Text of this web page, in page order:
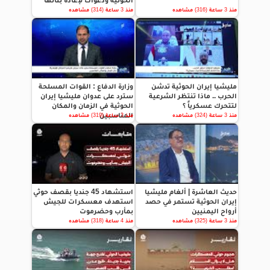
منذ 3 ساعة (316) مشاهده منذ 3 ساعة (314) مشاهده
مليشيا إيران الحوثية تدشن
الحرب .. ماذا تنتظر الشرعية
لتتحرك عسكرياً ؟
منذ 3 ساعة (324) مشاهده
وزارة الدفاع : القوات المسلحة
سترد على عدوان مليشيا إيران
الحوثية في الزمان والمكان
المناسبين
منذ 3 ساعة (319) مشاهده
حديث العاشرة | ألغام مليشيا
إيران الحوثية تستمر في حصد
أرواح اليمنيين
منذ 3 ساعة (325) مشاهده
استشهاد 45 جنديا بقصف حوثي
استهدف معسكرات للجيش
بمأرب وحضرموت
منذ 4 ساعة (318) مشاهده